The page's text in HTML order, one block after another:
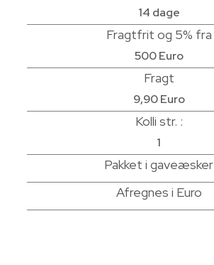
14 dage
Fragtfrit og 5% fra
500 Euro
Fragt
9,90 Euro
Kolli str. :
1
Pakket i gaveæsker
Afregnes i Euro